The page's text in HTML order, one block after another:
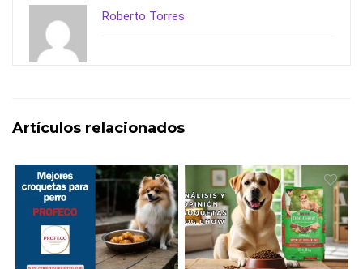
o
o
d
n
ar
Roberto Torres
Artículos relacionados